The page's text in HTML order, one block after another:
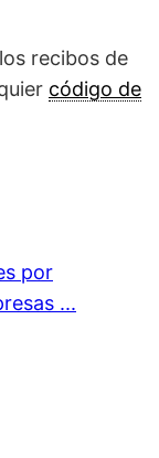
recibos de
código de
por
...